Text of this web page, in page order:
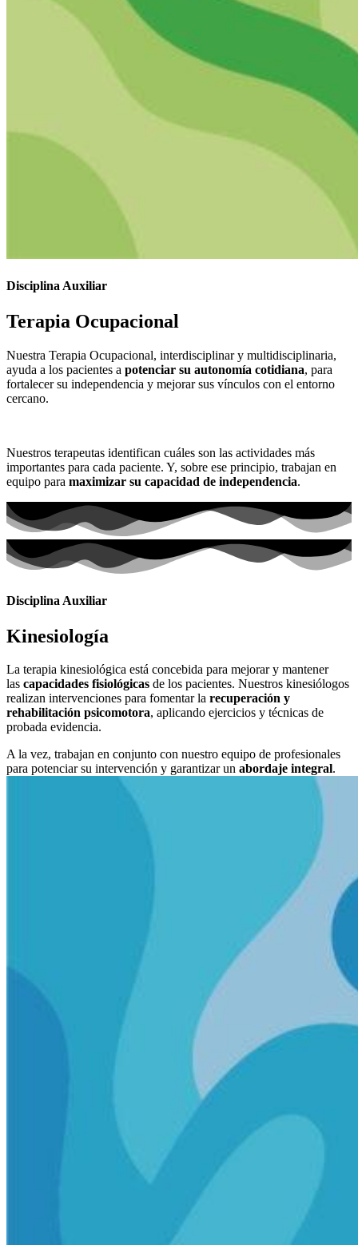
Disciplina Auxiliar
Terapia Ocupacional
Nuestra Terapia Ocupacional, interdisciplinar y multidisciplinaria,
ayuda a los pacientes a potenciar su autonomía cotidiana, para
fortalecer su independencia y mejorar sus vínculos con el entorno
cercano.
Nuestros terapeutas identifican cuáles son las actividades más
importantes para cada paciente. Y, sobre ese principio, trabajan en
equipo para maximizar su capacidad de independencia.
Disciplina Auxiliar
Kinesiología
La terapia kinesiológica está concebida para mejorar y mantener
las capacidades fisiológicas de los pacientes. Nuestros kinesiólogos
realizan intervenciones para fomentar la recuperación y
rehabilitación psicomotora, aplicando ejercicios y técnicas de
probada evidencia.
A la vez, trabajan en conjunto con nuestro equipo de profesionales
para potenciar su intervención y garantizar un abordaje integral.